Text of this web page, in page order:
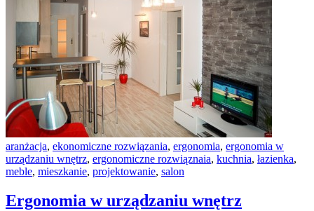
aranżacja, ekonomiczne rozwiązania, ergonomia, ergonomia w
urządzaniu wnętrz, ergonomiczne rozwiąznaia, kuchnia, łazienka,
meble, mieszkanie, projektowanie, salon
Ergonomia w urządzaniu wnętrz